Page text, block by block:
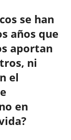
se han
años que
aportan
ni
el
en